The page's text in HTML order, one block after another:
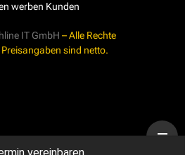
werben Kunden
IT GmbH – Alle Rechte
sind netto.